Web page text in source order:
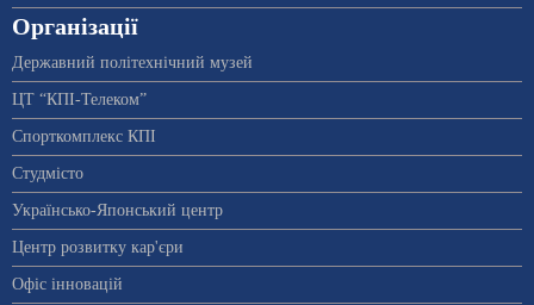
Організації
Державний політехнічний музей
ЦТ “КПІ-Телеком”
Спорткомплекс КПІ
Студмісто
Українсько-Японський центр
Центр розвитку кар'єри
Офіс інновацій